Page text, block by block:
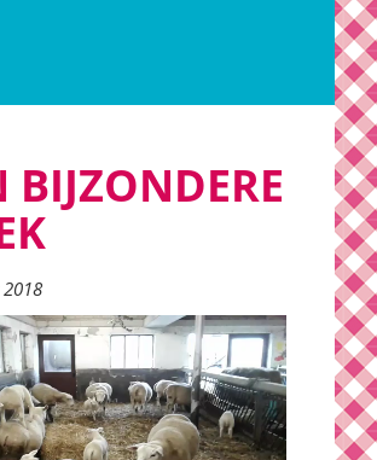
BIJZONDERE